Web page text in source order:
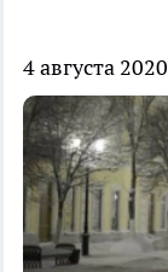
4 августа 2020